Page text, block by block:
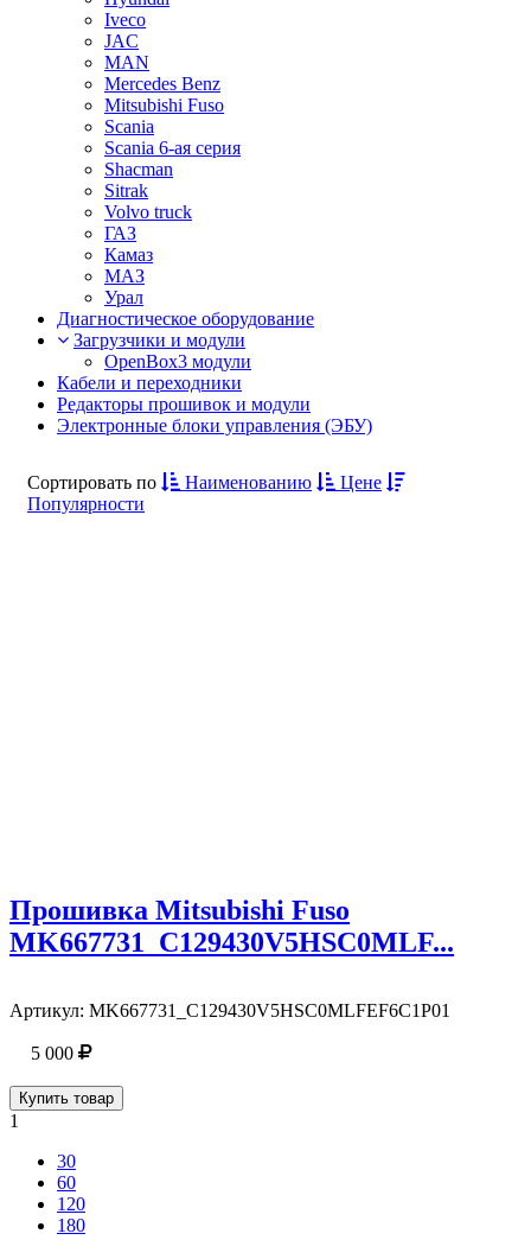
Iveco
JAC
MAN
Mercedes Benz
Mitsubishi Fuso
Scania
Scania 6-ая серия
Shacman
Sitrak
Volvo truck
ГАЗ
Камаз
МАЗ
Урал
Диагностическое оборудование
Загрузчики и модули
OpenBox3 модули
Кабели и переходники
Редакторы прошивок и модули
Электронные блоки управления (ЭБУ)
Сортировать по Наименованию
Цене
Популярности
Прошивка Mitsubishi Fuso
MK667731_C129430V5HSC0MLF...
Артикул: MK667731_C129430V5HSC0MLFEF6C1P01
5 000
Купить товар
1
30
60
120
180